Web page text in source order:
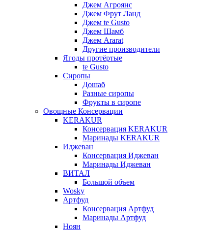
Джем Агроянс
Джем Фрут Ланд
Джем te Gusto
Джем Шамб
Джем Ararat
Другие производители
Ягоды протёртые
te Gusto
Сиропы
Дошаб
Разные сиропы
Фрукты в сиропе
Овощные Консервации
KERAKUR
Консервация KERAKUR
Маринады KERAKUR
Иджеван
Консервация Иджеван
Маринады Иджеван
ВИТАЛ
Большой объем
Wosky
Артфуд
Консервация Артфуд
Маринады Артфуд
Ноян